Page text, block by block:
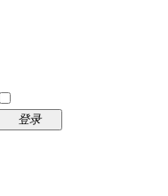
登录